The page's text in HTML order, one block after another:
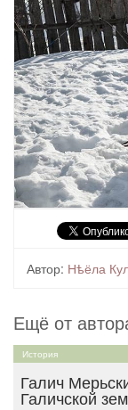
Автор: Нѣёла
Ещё от
История
Галич
Галичской